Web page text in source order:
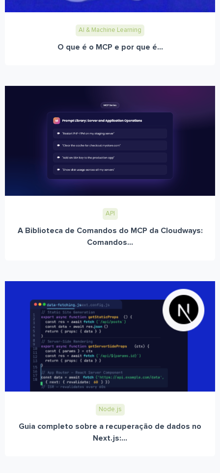
AI & Machine Learning
O que é o MCP e por que é...
API
A Biblioteca de Comandos do MCP da Cloudways:
Comandos...
Node.js
Guia completo sobre a recuperação de dados no
Next.js:...